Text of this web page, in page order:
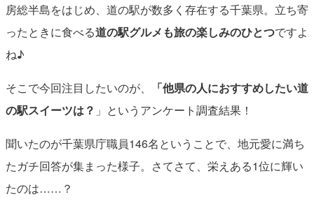
房総半島をはじめ、道の駅が数多く存在する千葉県。立ち寄
ったときに食べる道の駅グルメも旅の楽しみのひとつですよ
ね♪
そこで今回注目したいのが、
「他県の人におすすめしたい道
の駅スイーツは？ 」というアンケート調査結果！
聞いたのが千葉県庁職員146名ということで、地元愛に満ち
たガチ回答が集まった様子。さてさて、栄えある1位に輝い
たのは……？